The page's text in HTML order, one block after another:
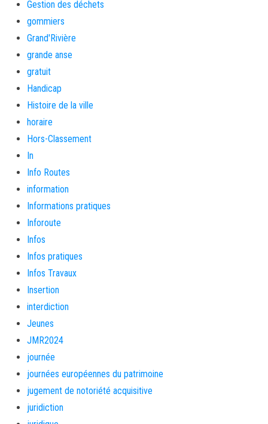
Gestion des déchets
gommiers
Grand'Rivière
grande anse
gratuit
Handicap
Histoire de la ville
horaire
Hors-Classement
In
Info Routes
information
Informations pratiques
Inforoute
Infos
Infos pratiques
Infos Travaux
Insertion
interdiction
Jeunes
JMR2024
journée
journées européennes du patrimoine
jugement de notoriété acquisitive
juridiction